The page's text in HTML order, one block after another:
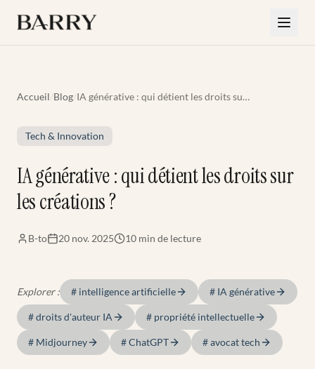
Accueil/Blog/IA générative : qui détient les droits sur
Tech & Innovation
IA générative : qui détient les droits sur
les créations ?
B-to 20 nov. 2025 10 min de lecture
Explorer : # intelligence artificielle # IA générative
#droits d'auteur IA # propriété intellectuelle
# Midjourney #ChatGPT #avocat tech